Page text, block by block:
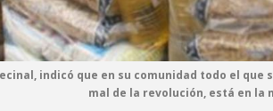
indicó que en su comunidad todo el
mal de la revolución, está en la